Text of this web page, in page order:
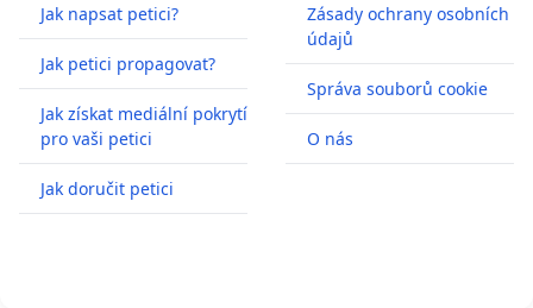
Jak napsat petici?
Jak petici propagovat?
Jak získat mediální pokrytí
pro vaši petici
Jak doručit petici
Zásady ochrany osobních
údajů
Správa souborů cookie
O nás